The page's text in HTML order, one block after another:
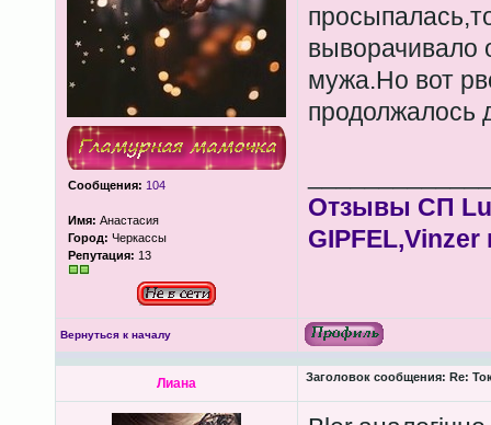
Сообщения: 104
Имя: Анастасия
Город: Черкассы
Репутация: 13
выворачивало
мужа.Но вот
продолжалось
Отзывы СП
GIPFEL,Vinzer
Вернуться к началу
Лиана Заголовок сообщения: Re: